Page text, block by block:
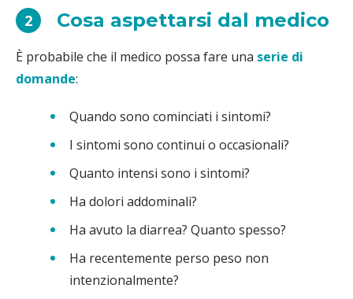
2 Cosa aspettarsi dal medico
È probabile che il medico possa fare una serie di
domande:
Quando sono cominciati i sintomi?
I sintomi sono continui o occasionali?
Quanto intensi sono i sintomi?
Ha dolori addominali?
Ha avuto la diarrea? Quanto spesso?
Ha recentemente perso peso non
intenzionalmente?